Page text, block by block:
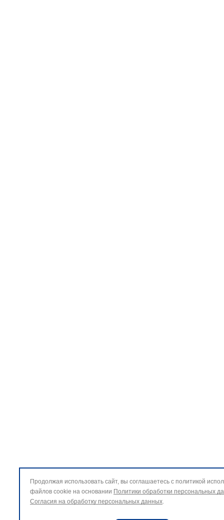
Продолжая использовать сайт, вы соглашаетесь с политикой
файлов cookie на основании Политики обработки персональных
Согласия на обработку персональных данных.